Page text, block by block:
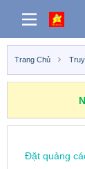
Trang Chủ
Đặt quảng